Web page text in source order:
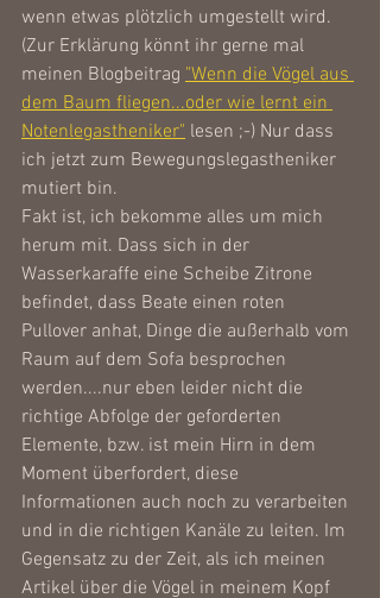
wenn etwas plötzlich umgestellt wird.
(Zur Erklärung könnt ihr gerne mal
meinen Blogbeitrag "Wenn die Vögel aus
dem Baum fliegen...oder wie lernt ein
Notenlegastheniker" lesen ;-) Nur dass
ich jetzt zum Bewegungslegastheniker
mutiert bin.
Fakt ist, ich bekomme alles um mich
herum mit. Dass sich in der
Wasserkaraffe eine Scheibe Zitrone
befindet, dass Beate einen roten
Pullover anhat, Dinge die außerhalb vom
Raum auf dem Sofa besprochen
werden....nur eben leider nicht die
richtige Abfolge der geforderten
Elemente, bzw. ist mein Hirn in dem
Moment überfordert, diese
Informationen auch noch zu verarbeiten
und in die richtigen Kanäle zu leiten. Im
Gegensatz zu der Zeit, als ich meinen
Artikel über die Vögel in meinem Kopf